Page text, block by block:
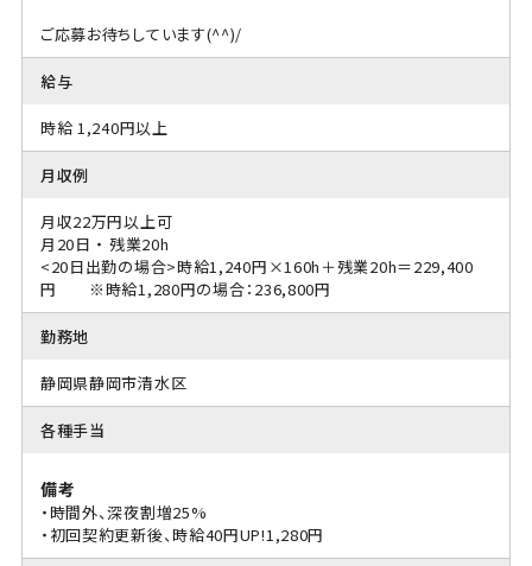
ご応募お待ちしています(^^)/
給与
時給 1,240円以上
月収例
月収22万円以上可
月20日 ・ 残業20h
<20日出勤の場合>時給1,240円×160h＋残業20h＝229,400
円 ※時給1,280円の場合：236,800円
勤務地
静岡県静岡市清水区
各種手当
備考
・時間外、深夜割増25%
・初回契約更新後、時給40円UP!1,280円